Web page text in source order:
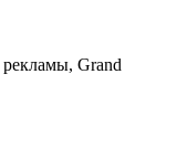
рекламы, Grand